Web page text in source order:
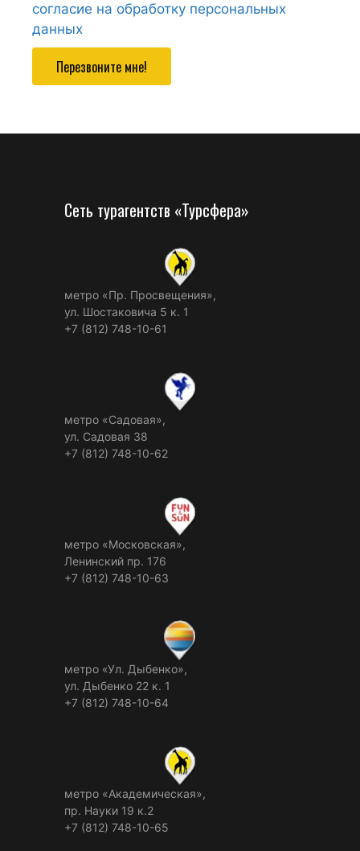
согласие на обработку персональных
данных
Перезвоните мне!
Сеть турагентств «Турсфера»
метро «Пр. Просвещения»,
ул. Шостаковича 5 к. 1
+7 (812) 748-10-61
метро «Садовая»,
ул. Садовая 38
+7 (812) 748-10-62
метро «Московская»,
Ленинский пр. 176
+7 (812) 748-10-63
метро «Ул. Дыбенко»,
ул. Дыбенко 22 к. 1
+7 (812) 748-10-64
метро «Академическая»,
пр. Науки 19 к.2
+7 (812) 748-10-65